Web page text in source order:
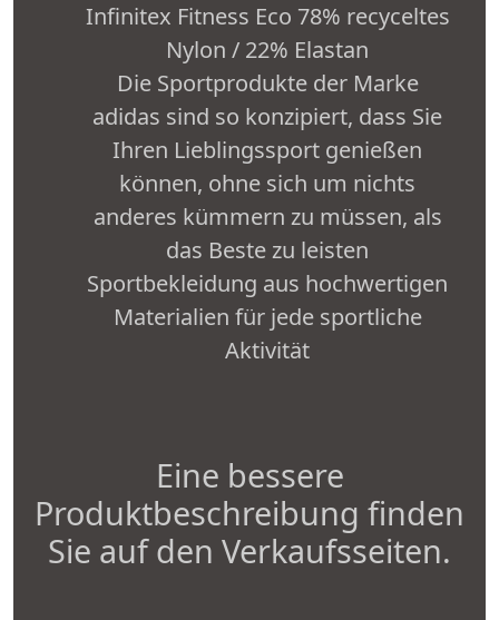
Infinitex Fitness Eco 78% recyceltes
Nylon / 22% Elastan
Die Sportprodukte der Marke
adidas sind so konzipiert, dass Sie
Ihren Lieblingssport genießen
können, ohne sich um nichts
anderes kümmern zu müssen, als
das Beste zu leisten
Sportbekleidung aus hochwertigen
Materialien für jede sportliche
Aktivität
Eine bessere
Produktbeschreibung finden
Sie auf den Verkaufsseiten.